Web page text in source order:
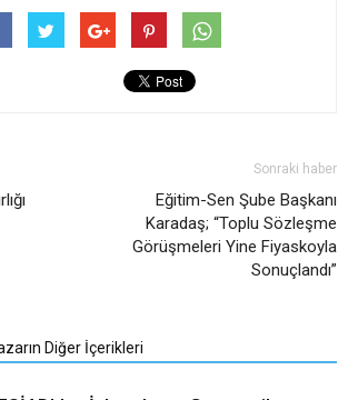
Sonraki haber
Eğitim-Sen Şube Başkanı
Karadaş; “Toplu Sözleşme
Görüşmeleri Yine Fiyaskoyla
Sonuçlandı”
Diğer İçerikleri